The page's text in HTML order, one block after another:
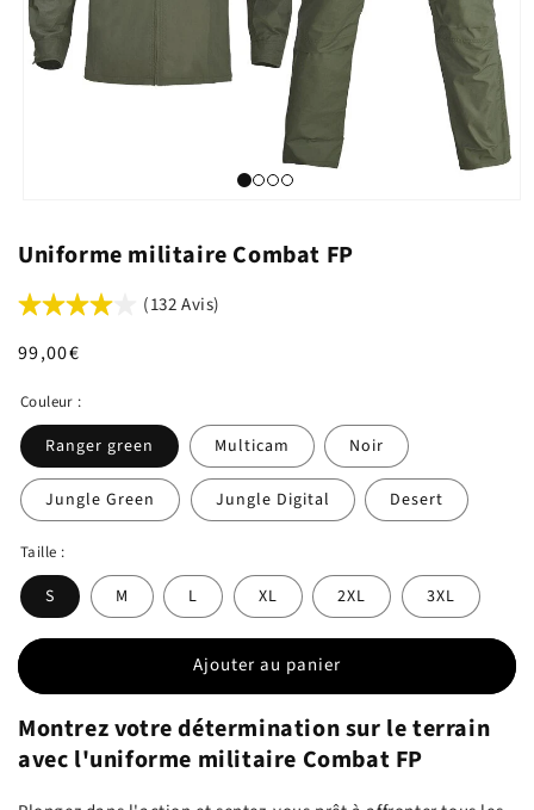
Uniforme militaire Combat FP
(132 Avis)
Prix
99,00€
Couleur :
Ranger green Multicam Noir
Jungle Green Jungle Digital Desert
Taille :
S M L XL 2XL 3XL
Ajouter au panier
Montrez votre détermination sur le terrain
avec l'uniforme militaire Combat FP